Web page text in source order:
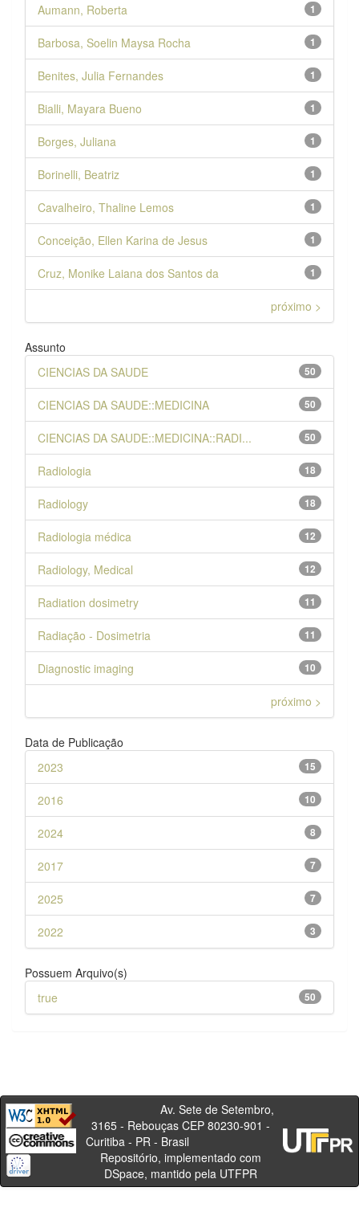
1
Aumann, Roberta
1
Barbosa, Soelin Maysa Rocha
1
Benites, Julia Fernandes
1
Bialli, Mayara Bueno
1
Borges, Juliana
1
Borinelli, Beatriz
1
Cavalheiro, Thaline Lemos
1
Conceição, Ellen Karina de Jesus
1
Cruz, Monike Laiana dos Santos da
próximo >
Assunto
50
CIENCIAS DA SAUDE
50
CIENCIAS DA SAUDE::MEDICINA
50
CIENCIAS DA SAUDE::MEDICINA::RADI...
18
Radiologia
18
Radiology
12
Radiologia médica
12
Radiology, Medical
11
Radiation dosimetry
11
Radiação - Dosimetria
10
Diagnostic imaging
próximo >
Data de Publicação
15
2023
10
2016
8
2024
7
2017
7
2025
3
2022
Possuem Arquivo(s)
50
true
Av. Sete de Setembro,
3165 - Rebouças CEP 80230-901 -
Curitiba - PR - Brasil
Repositório, implementado com
DSpace, mantido pela UTFPR